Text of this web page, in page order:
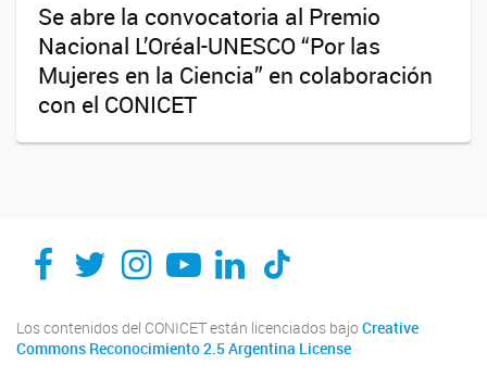
Se abre la convocatoria al Premio
Nacional L’Oréal-UNESCO “Por las
Mujeres en la Ciencia” en colaboración
con el CONICET
Los contenidos del CONICET están licenciados bajo Creative
Commons Reconocimiento 2.5 Argentina License